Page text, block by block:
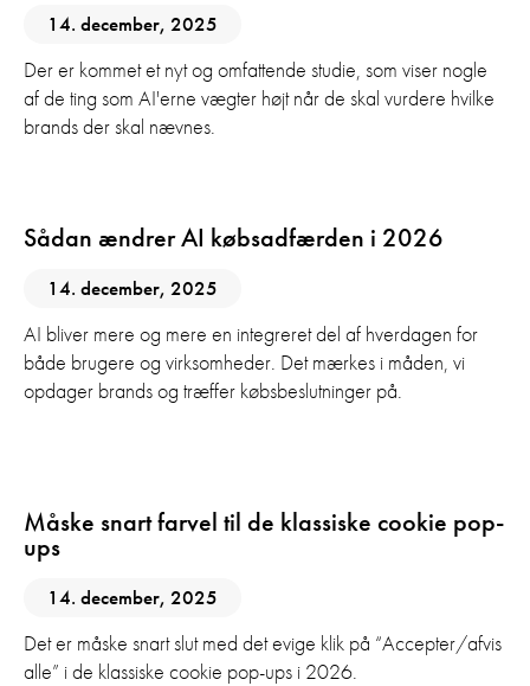
14. december, 2025
Der er kommet et nyt og omfattende studie, som viser nogle
af de ting som AI'erne vægter højt når de skal vurdere hvilke
brands der skal nævnes.
Sådan ændrer AI købsadfærden i 2026
14. december, 2025
AI bliver mere og mere en integreret del af hverdagen for
både brugere og virksomheder. Det mærkes i måden, vi
opdager brands og træffer købsbeslutninger på.
Måske snart farvel til de klassiske cookie pop-
ups
14. december, 2025
Det er måske snart slut med det evige klik på “Accepter/afvis
alle” i de klassiske cookie pop-ups i 2026.